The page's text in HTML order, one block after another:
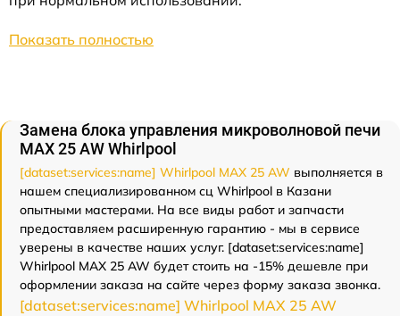
Показать полностью
Замена блока управления микроволновой печи
MAX 25 AW Whirlpool
[dataset:services:name] Whirlpool MAX 25 AW выполняется в
нашем специализированном сц Whirlpool в Казани
опытными мастерами. На все виды работ и запчасти
предоставляем расширенную гарантию - мы в сервисе
уверены в качестве наших услуг. [dataset:services:name]
Whirlpool MAX 25 AW будет стоить на -15% дешевле при
оформлении заказа на сайте через форму заказа звонка.
[dataset:services:name] Whirlpool MAX 25 AW